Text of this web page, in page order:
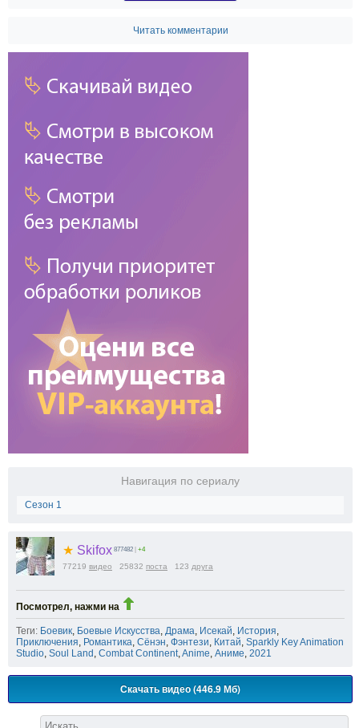
Читать комментарии
Навигация по сериалу
Сезон 1
★ Skifox 877482 | +4
77219 видео 25832 поста 123 друга
Посмотрел, нажми на
Теги: Боевик Боевые Искусства Драма Исекай История
Приключения Романтика Сёнэн Фэнтези Китай Sparkly Key Animation
Studio Soul Land Combat Continent Anime Аниме 2021
Скачать видео (446.9 Мб)